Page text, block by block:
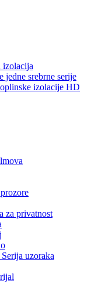
izolacija
jedne srebrne serije
izolacije HD
za privatnost
uzoraka